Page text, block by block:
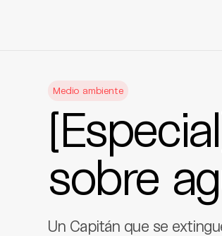
Medio ambiente
sobre
Un Capitán que se